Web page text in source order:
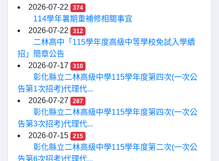
2026-07-22
374
114學年暑期重補修相關事宜
2026-07-22
312
二林高中「115學年度高級中等學校免試入學續
招」簡章公告
2026-07-17
310
彰化縣立二林高級中學115學年度第四次(一次公
告第1次招考)代理代...
2026-07-27
287
彰化縣立二林高級中學115學年度第四次(一次公
告第3次招考)代理代...
2026-07-15
215
彰化縣立二林高級中學115學年度第二次(一次公
告第6次招考)代理代...